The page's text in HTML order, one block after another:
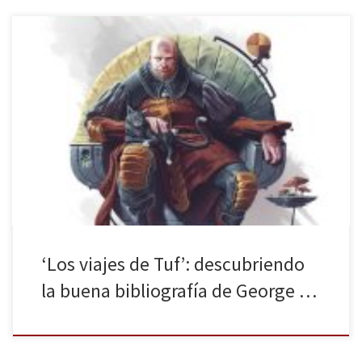
Al oír el nombre de George R. R. Martin, muchos enseguida lo
asociaréis a su serie de novelas Canción de hielo y fuego, la cual
empezó allá por 1996 y a día de hoy muchos siguen esperando
impacientes su sexta y penúltima entrega (se estima que llegará a
lo largo […]
‘Los viajes de Tuf’: descubriendo
la buena bibliografía de George …